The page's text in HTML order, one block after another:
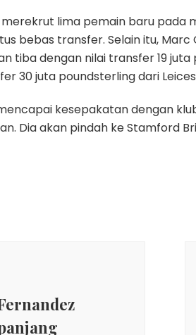
lima pemain baru pada
bebas transfer. Selain itu,
tiba dengan nilai transfer 19
30 juta poundsterling dari
kesepakatan dengan
Dia akan pindah ke Stamford